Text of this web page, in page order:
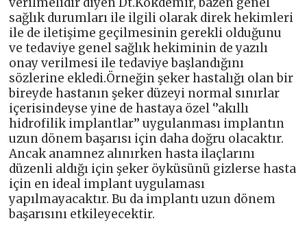
sağlık durumları ile ilgili olarak direk hekimleri
ile de iletişime geçilmesinin gerekli olduğunu
ve tedaviye genel sağlık hekiminin de yazılı
onay verilmesi ile tedaviye başlandığını
sözlerine ekledi.Örneğin şeker hastalığı olan bir
bireyde hastanın şeker düzeyi normal sınırlar
içerisindeyse yine de hastaya özel ‘’akıllı
hidrofilik implantlar’’ uygulanması implantın
uzun dönem başarısı için daha doğru olacaktır.
Ancak anamnez alınırken hasta ilaçlarını
düzenli aldığı için şeker öyküsünü gizlerse hasta
için en ideal implant uygulaması
yapılmayacaktır. Bu da implantı uzun dönem
başarısını etkileyecektir.